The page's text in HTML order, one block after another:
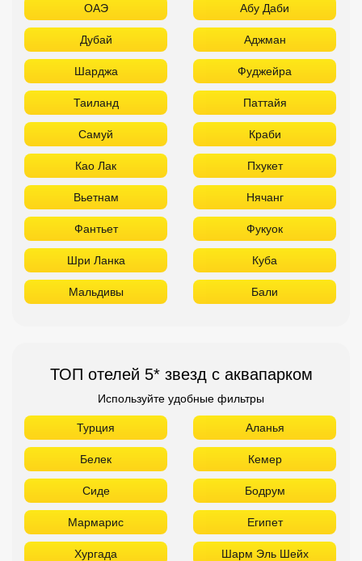
ОАЭ Абу Даби
Дубай Аджман
Шарджа Фуджейра
Таиланд Паттайя
Самуй Краби
Као Лак Пхукет
Вьетнам Нячанг
Фантьет Фукуок
Шри Ланка Куба
Мальдивы Бали
ТОП отелей 5* звезд с аквапарком
Используйте удобные фильтры
Турция Аланья
Белек Кемер
Сиде Бодрум
Мармарис Египет
Хургада Шарм Эль Шейх